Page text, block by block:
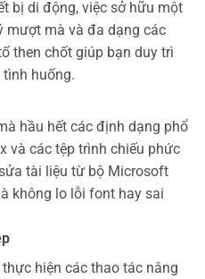
bị di động, việc sở hữu một
mượt mà và đa dạng các
then chốt giúp bạn duy trì
huống.
hầu hết các định dạng phổ
và các tệp trình chiếu phức
tài liệu từ bộ Microsoft
không lo lỗi font hay sai
hiện các thao tác nâng